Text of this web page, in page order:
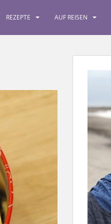
REZEPTE AUF REISEN